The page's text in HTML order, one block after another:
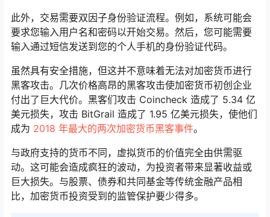
此外，交易需要双因子身份验证流程。例如，系统可能会
要求您输入用户名和密码以开始交易。然后，您可能需要
输入通过短信发送到您的个人手机的身份验证代码。
虽然具有安全措施，但这并不意味着无法对加密货币进行
黑客攻击。几次价格高昂的黑客攻击使加密货币初创企业
付出了巨大代价。黑客们攻击 Coincheck 造成了 5.34 亿
美元损失，攻击 BitGrail 造成了 1.95 亿美元损失，使他们
成为 2018 年最大的两次加密货币黑客事件。
与政府支持的货币不同，虚拟货币的价值完全由供需驱
动。这可能会造成疯狂的波动，为投资者带来显著收益或
巨大损失。与股票、债券和共同基金等传统金融产品相
比，加密货币投资受到的监管保护要少得多。